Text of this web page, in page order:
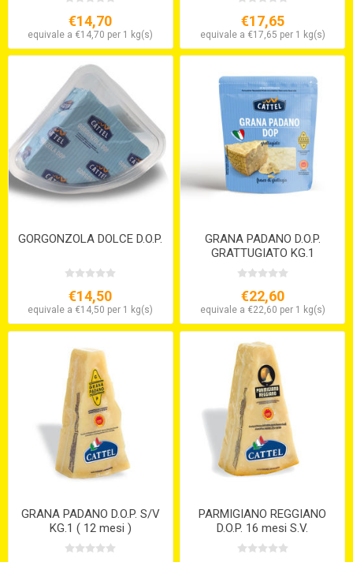
€14,70
equivale a €14,70 per 1 kg(s)
€17,65
equivale a €17,65 per 1 kg(s)
GORGONZOLA DOLCE D.O.P.
€14,50
equivale a €14,50 per 1 kg(s)
GRANA PADANO D.O.P.
GRATTUGIATO KG.1
€22,60
equivale a €22,60 per 1 kg(s)
GRANA PADANO D.O.P. S/V
KG.1 ( 12 mesi )
PARMIGIANO REGGIANO
D.O.P. 16 mesi S.V.